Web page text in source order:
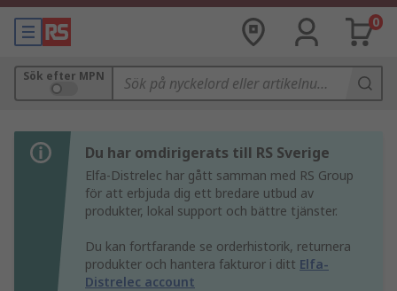
0
Sök efter MPN
Du har omdirigerats till RS Sverige
Elfa-Distrelec har gått samman med RS Group
för att erbjuda dig ett bredare utbud av
produkter, lokal support och bättre tjänster.
Du kan fortfarande se orderhistorik, returnera
produkter och hantera fakturor i ditt Elfa-
Distrelec account